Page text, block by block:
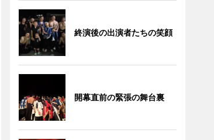
終演後の出演者たちの笑顔
開幕直前の緊張の舞台裏